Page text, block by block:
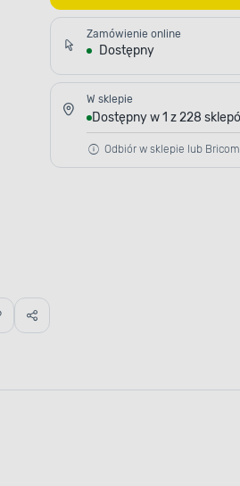
Zamówienie online
Dostępny
W sklepie
Dostępny w 1 z 228
Odbiór w sklepie lub